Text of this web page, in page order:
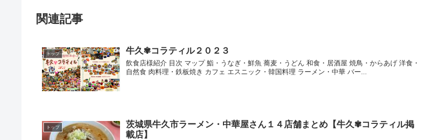
関連記事
トップ 牛久✾コラティル２０２３
飲食店様紹介 目次 マップ 鮨・うなぎ・鮮魚 蕎麦・うどん 和食・居酒屋 焼鳥・からあげ 洋食・
自然食 肉料理・鉄板焼き カフェ エスニック・韓国料理 ラーメン・中華 バー...
トップ
茨城県牛久市ラーメン・中華屋さん１４店舗まとめ【牛久✾コラティル掲
載店】